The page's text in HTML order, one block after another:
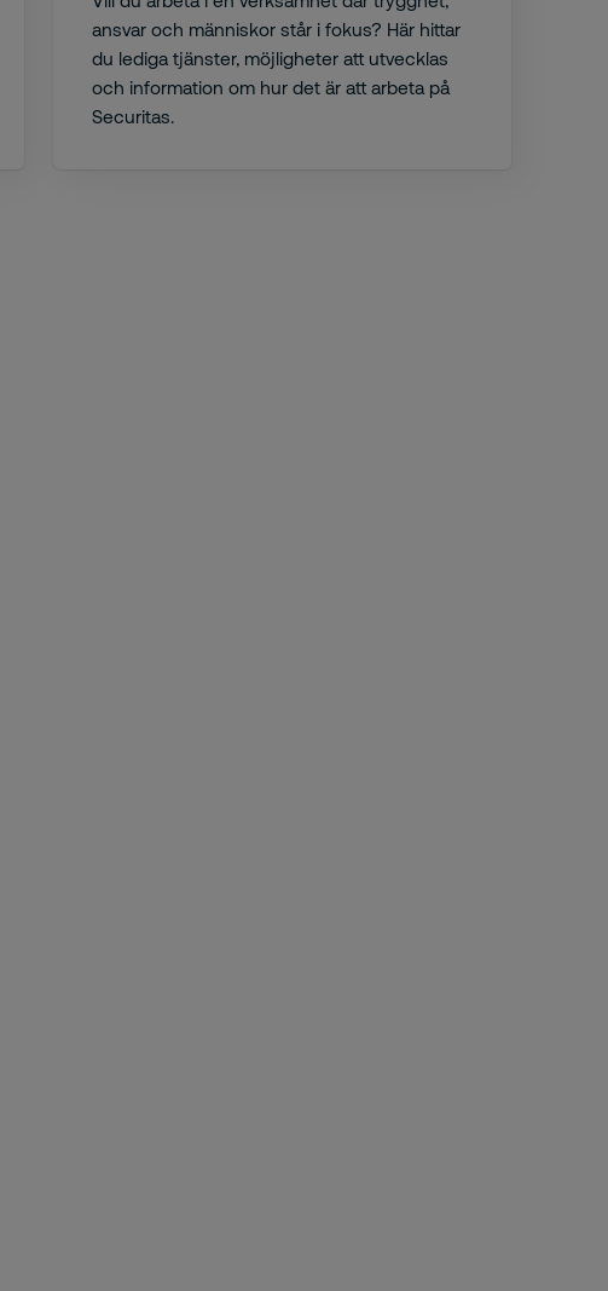
ansvar och människor står i fokus? Här hittar
du lediga tjänster, möjligheter att utvecklas
och information om hur det är att arbeta på
Securitas.